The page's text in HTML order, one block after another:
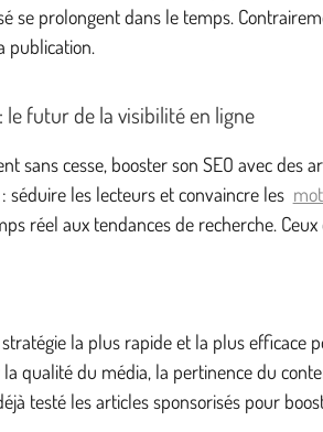
se prolongent dans le temps.
publication.
le futur de la visibilité en ligne
sans cesse, booster son SEO avec des
séduire les lecteurs et convaincre les
réel aux tendances de recherche.
la plus rapide et la plus efficace
qualité du média, la pertinence du
testé les articles sponsorisés pour